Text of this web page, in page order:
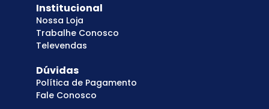
Institucional
Nossa Loja
Trabalhe Conosco
Televendas
Dúvidas
Política de Pagamento
Fale Conosco